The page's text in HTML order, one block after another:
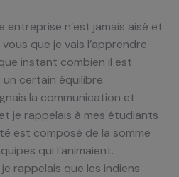
entreprise n’est jamais aisé et
que je vais l’apprendre
instant combien il est
certain équilibre.
la communication et
je rappelais à mes étudiants
est composé de la somme
qui l’animaient.
rappelais que les indiens